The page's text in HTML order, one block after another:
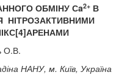
ОБМІНУ Сa2+В
НІТРОЗАКТИВНИМИ
О.В.
НАНУ, м. Київ, Україна